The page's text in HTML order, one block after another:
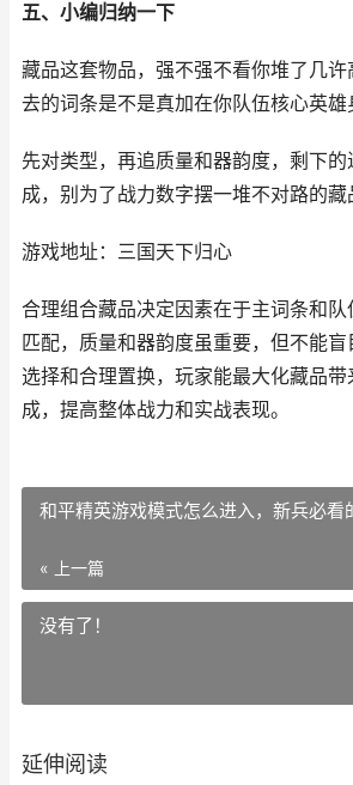
五、小编归纳一下
藏品这套物品，强不强不看你堆了几
去的词条是不是真加在你队伍核心英雄
先对类型，再追质量和器韵度，剩下
成，别为了战力数字摆一堆不对路的藏
游戏地址：三国天下归心
合理组合藏品决定因素在于主词条和
匹配，质量和器韵度虽重要，但不能
选择和合理置换，玩家能最大化藏品
成，提高整体战力和实战表现。
和平精英游戏模式怎么进入，新兵必看
« 上一篇
没有了！
延伸阅读